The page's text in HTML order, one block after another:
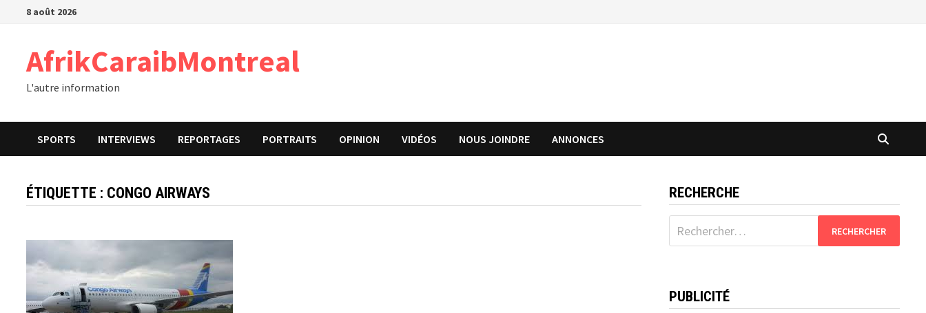
Passer8 août 2026
AfrikCaraibMontreal
L'autre information
SPORTS INTERVIEWS REPORTAGES PORTRAITS OPINION VIDÉOS NOUS JOINDRE ANNONCES
ÉTIQUETTE : CONGO AIRWAYS RECHERCHE
Rechercher :
PUBLICITÉ